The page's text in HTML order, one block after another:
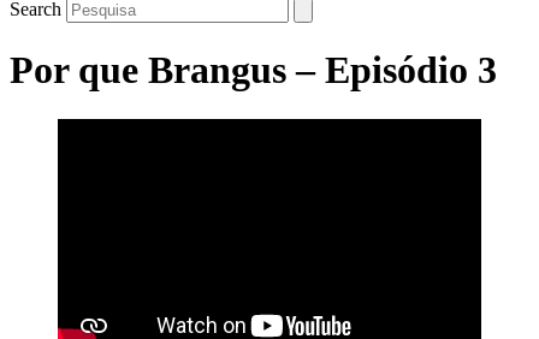
Search
Por que Brangus – Episódio 3